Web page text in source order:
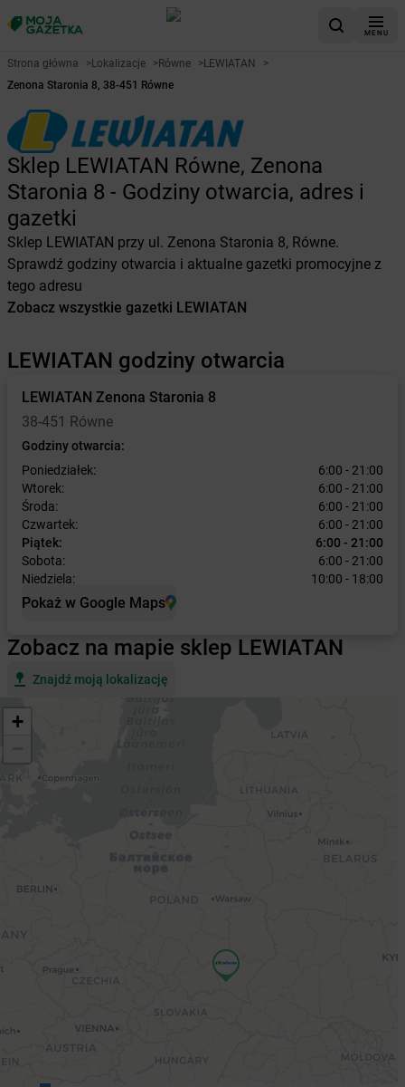
MENU
Strona główna >Lokalizacje >Równe >LEWIATAN
>
Zenona Staronia 8, 38-451 Równe
Sklep LEWIATAN Równe, Zenona
Staronia 8 - Godziny otwarcia, adres i
gazetki
Sklep LEWIATAN przy ul. Zenona Staronia 8, Równe.
Sprawdź godziny otwarcia i aktualne gazetki promocyjne z
tego adresu
Zobacz wszystkie gazetki LEWIATAN
LEWIATAN godziny otwarcia
LEWIATAN Zenona Staronia 8
38-451 Równe
Godziny otwarcia:
Poniedziałek:
6:00 - 21:00
Wtorek:
6:00 - 21:00
Środa:
6:00 - 21:00
Czwartek:
6:00 - 21:00
Piątek:
6:00 - 21:00
Sobota:
6:00 - 21:00
Niedziela:
10:00 - 18:00
Pokaż w Google Maps
Zobacz na mapie sklep LEWIATAN
Znajdź moją lokalizację
+